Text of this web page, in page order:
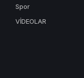
Spor
VİDEOLAR